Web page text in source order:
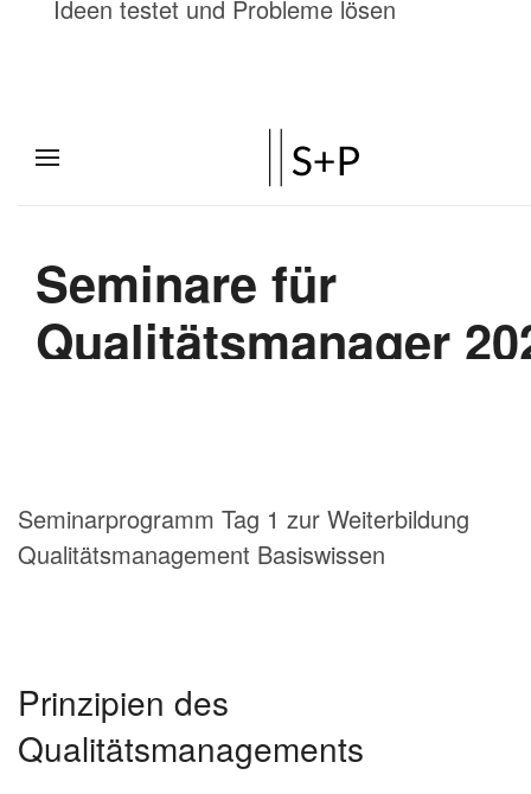
Ideen testet und Probleme lösen
Seminarprogramm Tag 1 zur Weiterbildung
Qualitätsmanagement Basiswissen
Prinzipien des
Qualitätsmanagements